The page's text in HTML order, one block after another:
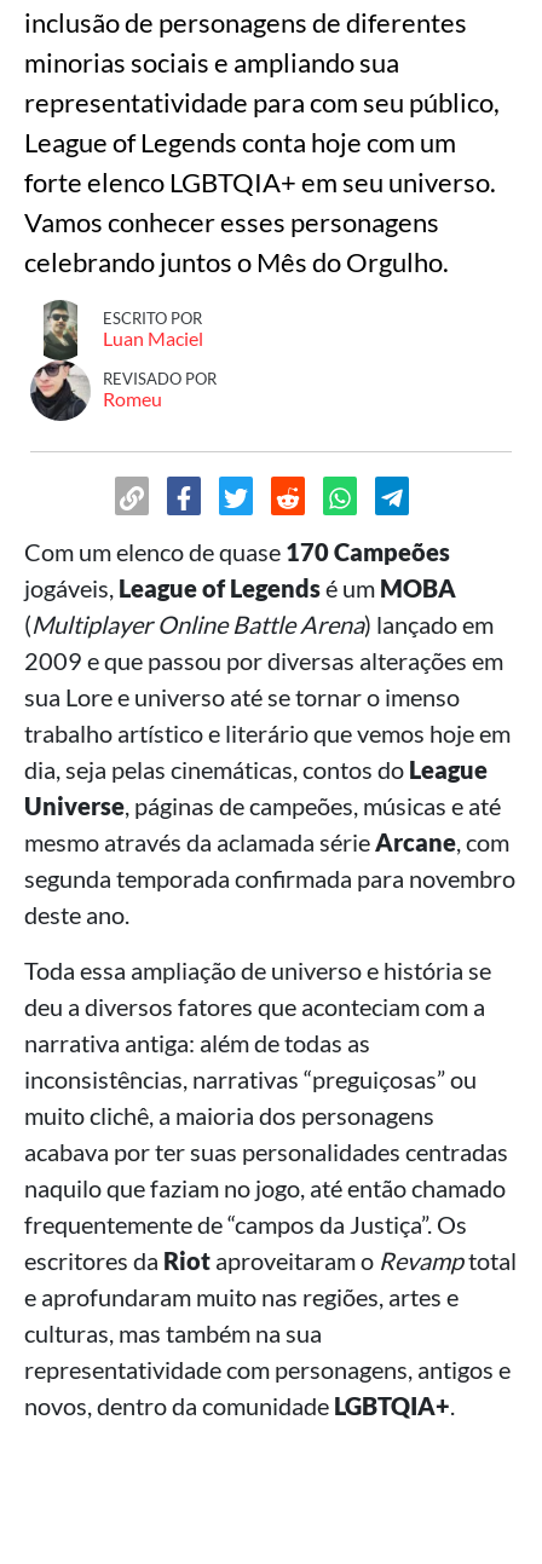
inclusão de personagens de diferentes
minorias sociais e ampliando sua
representatividade para com seu público,
League of Legends conta hoje com um
forte elenco LGBTQIA+ em seu universo.
Vamos conhecer esses personagens
celebrando juntos o Mês do Orgulho.
ESCRITO POR
Luan Maciel
REVISADO POR
Romeu
Com um elenco de quase 170 Campeões
jogáveis, League of Legendsé um MOBA
(Multiplayer Online Battle Arena) lançado em
2009 e que passou por diversas alterações em
sua Lore e universo até se tornar o imenso
trabalho artístico e literário que vemos hoje em
dia, seja pelas cinemáticas, contos do League
Universe, páginas de campeões, músicas e até
mesmo através da aclamada sérieArcane, com
segunda temporada confirmada para novembro
deste ano.
Toda essa ampliação de universo e história se
deu a diversos fatores que aconteciam com a
narrativa antiga: além de todas as
inconsistências, narrativas “preguiçosas” ou
muito clichê, a maioria dos personagens
acabava por ter suas personalidades centradas
naquilo que faziam no jogo, até então chamado
frequentemente de “campos da Justiça”. Os
escritores da Riot aproveitaram o Revamptotal
e aprofundaram muito nas regiões, artes e
culturas, mas também na sua
representatividade com personagens, antigos e
novos, dentro da comunidade LGBTQIA+.